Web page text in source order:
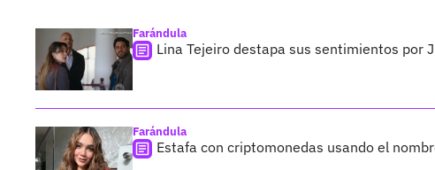
Farándula
Lina Tejeiro destapa sus sentimientos por
Farándula
Estafa con criptomonedas usando el